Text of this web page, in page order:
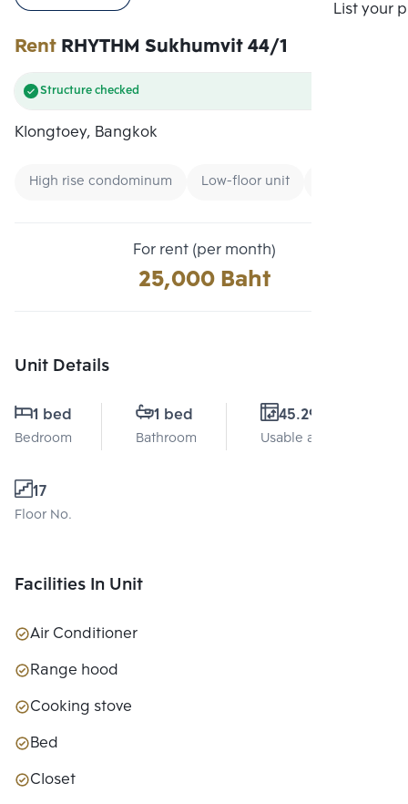
List your
RentRHYTHM Sukhumvit 44/1
Structure checked
Klongtoey, Bangkok
High rise condominum Low-floor unit
For rent (per month)
25,000 Baht
Unit Details
1 bed
Bedroom
1 bed
Bathroom
45.29 Sq.m.
Usable area
17
Floor No.
Facilities In Unit
Air Conditioner
Range hood
Cooking stove
Bed
Closet